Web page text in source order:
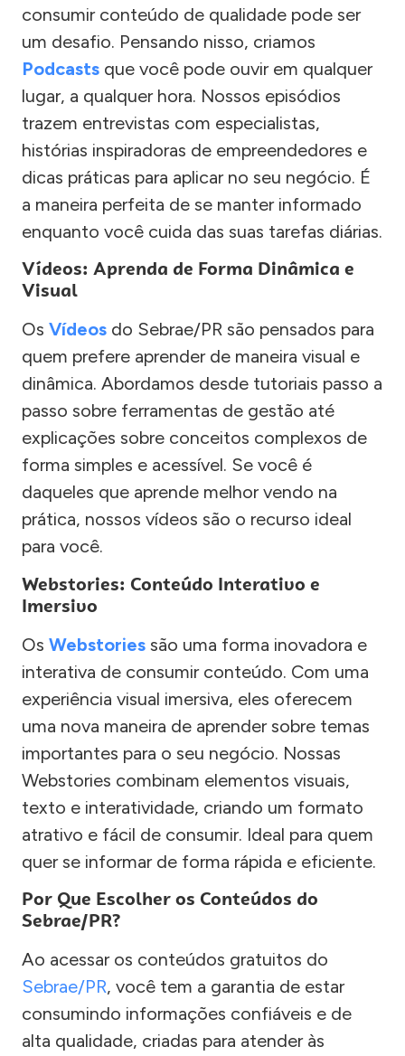
consumir conteúdo de qualidade pode ser
um desafio. Pensando nisso, criamos
Podcasts que você pode ouvir em qualquer
lugar, a qualquer hora. Nossos episódios
trazem entrevistas com especialistas,
histórias inspiradoras de empreendedores e
dicas práticas para aplicar no seu negócio. É
a maneira perfeita de se manter informado
enquanto você cuida das suas tarefas diárias.
Vídeos: Aprenda de Forma Dinâmica e
Visual
Os Vídeos do Sebrae/PR são pensados para
quem prefere aprender de maneira visual e
dinâmica. Abordamos desde tutoriais passo a
passo sobre ferramentas de gestão até
explicações sobre conceitos complexos de
forma simples e acessível. Se você é
daqueles que aprende melhor vendo na
prática, nossos vídeos são o recurso ideal
para você.
Webstories: Conteúdo Interativo e
Imersivo
Os Webstories são uma forma inovadora e
interativa de consumir conteúdo. Com uma
experiência visual imersiva, eles oferecem
uma nova maneira de aprender sobre temas
importantes para o seu negócio. Nossas
Webstories combinam elementos visuais,
texto e interatividade, criando um formato
atrativo e fácil de consumir. Ideal para quem
quer se informar de forma rápida e eficiente.
Por Que Escolher os Conteúdos do
Sebrae/PR?
Ao acessar os conteúdos gratuitos do
Sebrae/PR, você tem a garantia de estar
consumindo informações confiáveis e de
alta qualidade, criadas para atender às